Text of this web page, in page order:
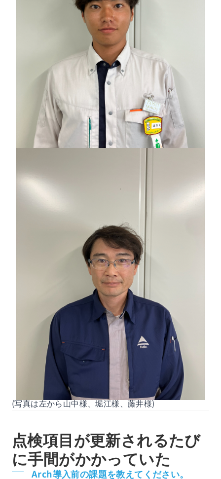
(写真は左から山中様、堀江様、藤井様)
点検項目が更新されるたび
に手間がかかっていた
Arch導入前の課題を教えてください。